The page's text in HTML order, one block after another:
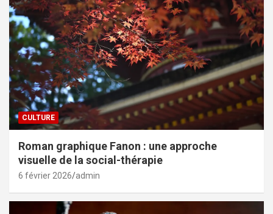
CULTURE
Roman graphique Fanon : une approche
visuelle de la social-thérapie
6 février 2026 admin